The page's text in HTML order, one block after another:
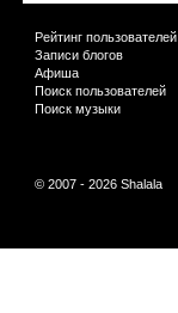
Рейтинг пользователей
Записи блогов
Афиша
Поиск пользователей
Поиск музыки
© 2007 - 2026 Shalala